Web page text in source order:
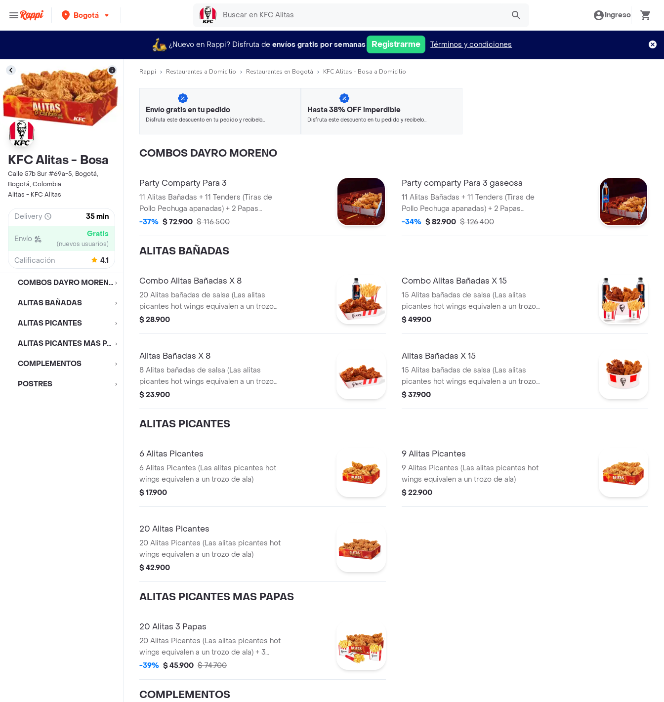
Bogotá Ingreso
¿Nuevo en Rappi? Disfruta de envíos gratis por semanas Registrarme Términos y condiciones
KFC Alitas - Bosa
Calle 57b Sur #69a-5, Bogotá,
Bogotá, Colombia
Alitas - KFC Alitas
Delivery 35 min
Envío Gratis
(nuevos usuarios)
Calificación 4.1
COMBOS DAYRO MORENO
ALITAS BAÑADAS
ALITAS PICANTES
ALITAS PICANTES MAS PAPAS
COMPLEMENTOS
POSTRES
Rappi Restaurantes a Domicilio Restaurantes en Bogotá KFC Alitas - Bosa a Domicilio
Envío gratis en tu pedido
Disfruta este descuento en tu pedido y recíbelo
Hasta 38% OFF imperdible
Disfruta este descuento en tu pedido y recíbelo
COMBOS DAYRO MORENO
Party Comparty Para 3
11 Alitas Bañadas + 11 Tenders (Tiras de
Pollo Pechuga apanadas) + 2 Papas
Pequeñas + 1 Balde de Salsa 100g
-37% $ 72.900 $ 116.500
Party comparty Para 3 gaseosa
11 Alitas Bañadas + 11 Tenders (Tiras de
Pollo Pechuga apanadas) + 2 Papas
Pequeñas + 1 Balde de Salsa 100g + 1
-34% $ 82.900 $ 126.400
ALITAS BAÑADAS
Combo Alitas Bañadas X 8
20 Alitas bañadas de salsa (Las alitas
picantes hot wings equivalen a un trozo
de ala) + 3 Papa Pequeña + 1 Gaseosa 1,5
$ 28.900
Combo Alitas Bañadas X 15
15 Alitas bañadas de salsa (Las alitas
picantes hot wings equivalen a un trozo
de ala) + 2 Papa Pequeña + 2 Gaseosa Pet
$ 49.900
Alitas Bañadas X 8
8 Alitas bañadas de salsa (Las alitas
picantes hot wings equivalen a un trozo
de ala)
$ 23.900
Alitas Bañadas X 15
15 Alitas bañadas de salsa (Las alitas
picantes hot wings equivalen a un trozo
de ala)
$ 37.900
ALITAS PICANTES
6 Alitas Picantes
6 Alitas Picantes (Las alitas picantes hot
wings equivalen a un trozo de ala)
$ 17.900
9 Alitas Picantes
9 Alitas Picantes (Las alitas picantes hot
wings equivalen a un trozo de ala)
$ 22.900
20 Alitas Picantes
20 Alitas Picantes (Las alitas picantes hot
wings equivalen a un trozo de ala)
$ 42.900
ALITAS PICANTES MAS PAPAS
20 Alitas 3 Papas
20 Alitas Picantes (Las alitas picantes hot
wings equivalen a un trozo de ala) + 3
Papas Pequeñas
-39% $ 45.900 $ 74.700
COMPLEMENTOS